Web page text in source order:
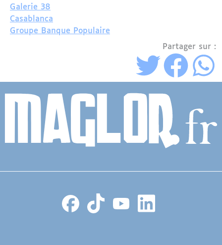
Galerie 38
Casablanca
Groupe Banque Populaire
Partager sur :